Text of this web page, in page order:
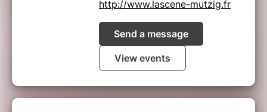
http://www.lascene-mutzig.fr
Send a message
View events